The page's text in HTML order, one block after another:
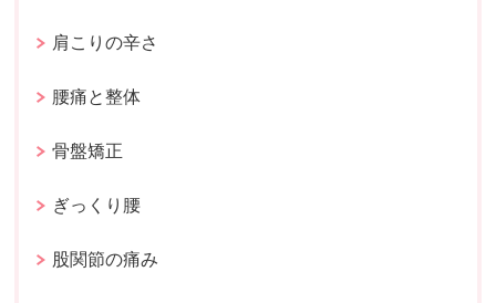
肩こりの辛さ
腰痛と整体
骨盤矯正
ぎっくり腰
股関節の痛み